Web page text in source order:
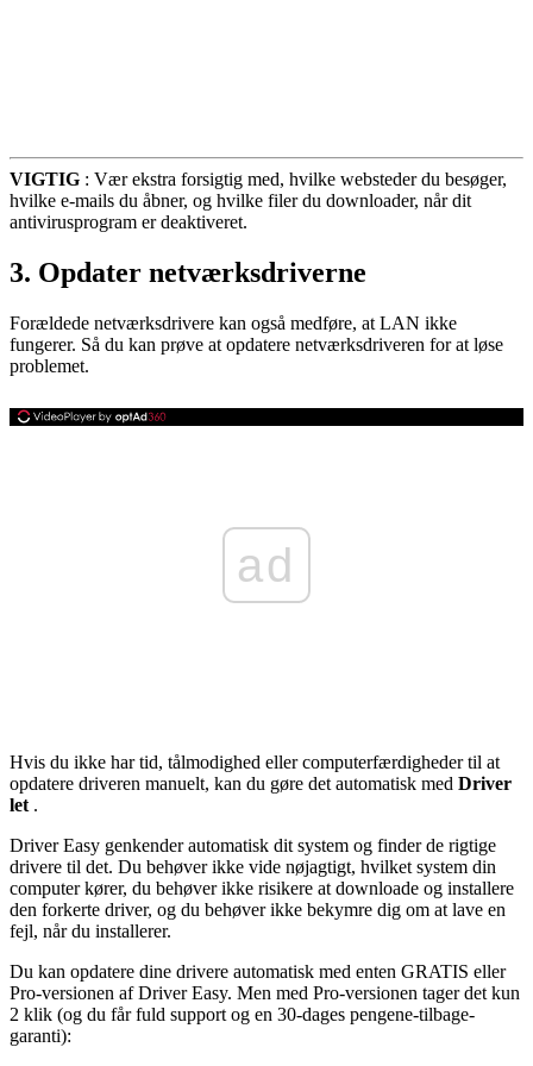
VIGTIG : Vær ekstra forsigtig med, hvilke websteder du besøger,
hvilke e-mails du åbner, og hvilke filer du downloader, når dit
antivirusprogram er deaktiveret.
3. Opdater netværksdriverne
Forældede netværksdrivere kan også medføre, at LAN ikke
fungerer. Så du kan prøve at opdatere netværksdriveren for at løse
problemet.
ad
Hvis du ikke har tid, tålmodighed eller computerfærdigheder til at
opdatere driveren manuelt, kan du gøre det automatisk med Driver
let .
Driver Easy genkender automatisk dit system og finder de rigtige
drivere til det. Du behøver ikke vide nøjagtigt, hvilket system din
computer kører, du behøver ikke risikere at downloade og installere
den forkerte driver, og du behøver ikke bekymre dig om at lave en
fejl, når du installerer.
Du kan opdatere dine drivere automatisk med enten GRATIS eller
Pro-versionen af ​​Driver Easy. Men med Pro-versionen tager det kun
2 klik (og du får fuld support og en 30-dages pengene-tilbage-
garanti):